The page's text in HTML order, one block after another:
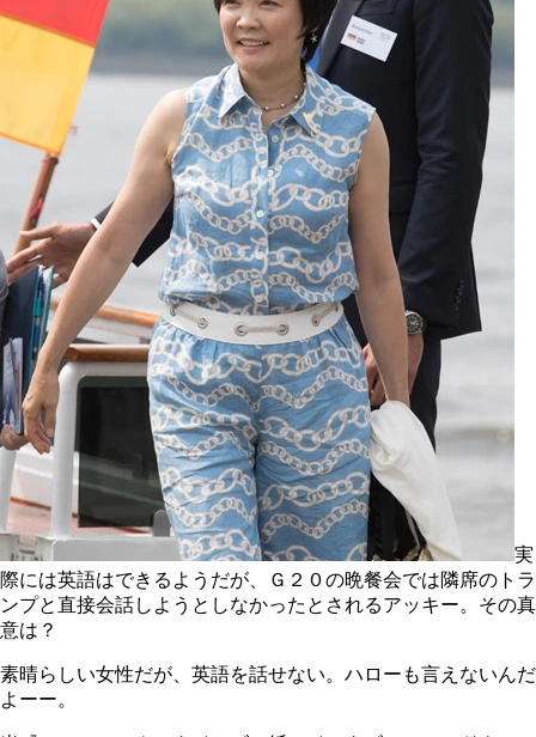
実
際には英語はできるようだが、Ｇ２０の晩餐会では隣席のトラ
ンプと直接会話しようとしなかったとされるアッキー。その真
意は？
素晴らしい女性だが、英語を話せない。ハローも言えないんだ
よーー。